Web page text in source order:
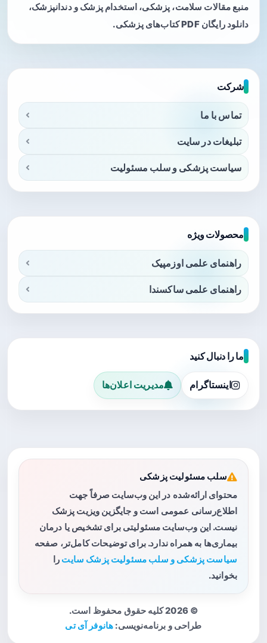
منبع مقالات سلامت، پزشکی، استخدام پزشک و دندانپزشک،
دانلود رایگان PDF کتاب‌های پزشکی.
شرکت
تماس با ما
تبلیغات در سایت
سیاست پزشکی و سلب مسئولیت
محصولات ویژه
راهنمای علمی اوزمپیک
راهنمای علمی ساکسندا
ما را دنبال کنید
اینستاگرام مدیریت اعلان‌ها
سلب مسئولیت پزشکی
محتوای ارائه‌شده در این وب‌سایت صرفاً جهت
اطلاع‌رسانی عمومی است و جایگزین ویزیت پزشک
نیست. این وب‌سایت مسئولیتی برای تشخیص یا درمان
بیماری‌ها به همراه ندارد. برای توضیحات کامل‌تر، صفحه
سیاست پزشکی و سلب مسئولیت پزشک سایت را
بخوانید.
© 2026 کلیه حقوق محفوظ است.
طراحی و برنامه‌نویسی: هانوفر آی تی